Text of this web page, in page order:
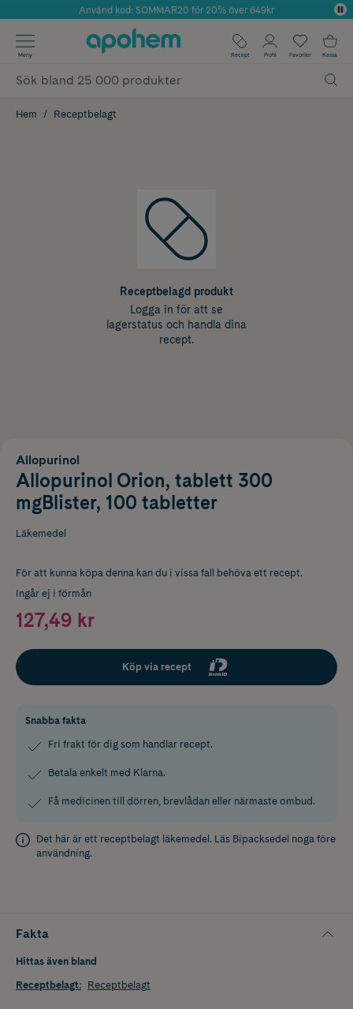
Årets Butik 2025 inom Skönhet
Använd kod: SOMMAR20 för 20% över 649kr
✓ Fri frakt
✓ Poäng på alla köp*
Meny Recept Profil Favoriter Kassa
Hem Receptbelagt
Receptbelagd produkt
Logga in för att se
lagerstatus och handla dina
recept.
Allopurinol
Allopurinol Orion, tablett 300
mgBlister, 100 tabletter
Läkemedel
För att kunna köpa denna kan du i vissa fall behöva ett recept.
Ingår ej i förmån
127,49 kr
Köp via recept
Snabba fakta
Fri frakt för dig som handlar recept.
Betala enkelt med Klarna.
Få medicinen till dörren, brevlådan eller närmaste ombud.
Det här är ett receptbelagt läkemedel. Läs Bipacksedel noga före
användning.
Fakta
Hittas även bland
Receptbelagt: Receptbelagt